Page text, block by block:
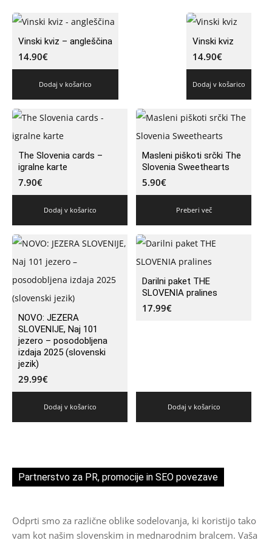
Vinski kviz – angleščina
14.90€
Dodaj v košarico
Vinski kviz
14.90€
Dodaj v košarico
The Slovenia cards –
igralne karte
7.90€
Dodaj v košarico
Masleni piškoti srčki The
Slovenia Sweethearts
5.90€
Preberi več
NOVO: JEZERA
SLOVENIJE, Naj 101
jezero – posodobljena
izdaja 2025 (slovenski
jezik)
29.99€
Dodaj v košarico
Darilni paket THE
SLOVENIA pralines
17.99€
Dodaj v košarico
Partnerstvo za PR, promocije in SEO povezave
Odprti smo za različne oblike sodelovanja, ki koristijo tako
vam kot našim slovenskim in mednarodnim bralcem. Vaša